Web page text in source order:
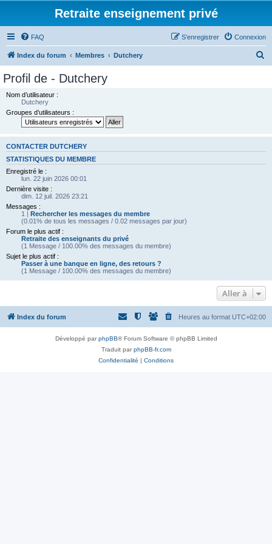
Retraite enseignement privé
FAQ Connexion
S’enregistrer
Index du forum Membres Dutchery
Profil de - Dutchery
Nom d’utilisateur :
Dutchery
Groupes d’utilisateurs :
CONTACTER DUTCHERY
STATISTIQUES DU MEMBRE
Enregistré le :
lun. 22 juin 2026 00:01
Dernière visite :
dim. 12 juil. 2026 23:21
Messages :
1 | Rechercher les messages du membre
(0.01% de tous les messages / 0.02 messages par jour)
Forum le plus actif :
Retraite des enseignants du privé
(1 Message / 100.00% des messages du membre)
Sujet le plus actif :
Passer à une banque en ligne, des retours ?
(1 Message / 100.00% des messages du membre)
Aller à
Index du forum Heures au format UTC+02:00
Développé parphpBB® Forum Software © phpBB Limited
Traduit parphpBB-fr.com
Confidentialité | Conditions